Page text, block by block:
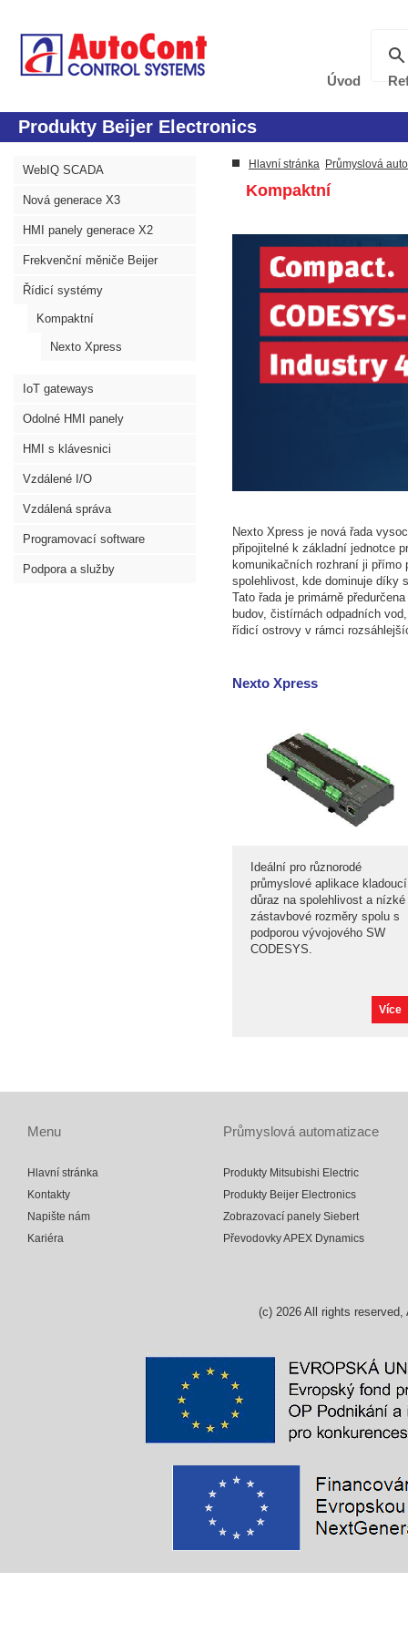
Úvod
Produkty Beijer Electronics
WebIQ SCADA
Nová generace X3
HMI panely generace X2
Frekvenční měniče Beijer
Řídicí systémy
Kompaktní
Nexto Xpress
IoT gateways
Odolné HMI panely
HMI s klávesnici
Vzdálené I/O
Vzdálená správa
Programovací software
Podpora a služby
Hlavní stránka Průmyslová
Kompaktní
Nexto Xpress je nová řada
připojitelné k základní jednotce
komunikačních rozhraní ji
spolehlivost, kde dominuje díky
Tato řada je primárně
budov, čistírnách odpadních
řídicí ostrovy v rámci
Nexto Xpress
Ideální pro různorodé
průmyslové aplikace kladoucí
důraz na spolehlivost a nízké
zástavbové rozměry spolu s
podporou vývojového SW
CODESYS.
Více
Menu
Hlavní stránka
Kontakty
Napište nám
Kariéra
Průmyslová automatizace
Produkty Mitsubishi Electric
Produkty Beijer Electronics
Zobrazovací panely Siebert
Převodovky APEX Dynamics
(c) 2026All rights reserved,